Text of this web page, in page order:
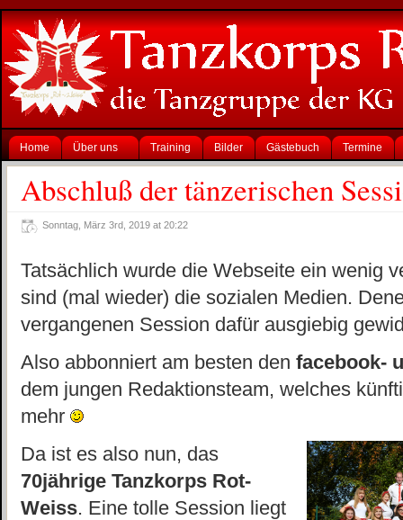
Home Über uns Training Bilder Gästebuch Termine
Abschluß der tänzerischen
Sonntag, März 3rd, 2019 at 20:22
Tatsächlich wurde die Webseite ein wenig
sind (mal wieder) die sozialen Medien.
vergangenen Session dafür ausgiebig
Also abbonniert am besten den facebook-
dem jungen Redaktionsteam, welches
mehr
Da ist es also nun, das
70jährige Tanzkorps Rot-
Weiss. Eine tolle Session liegt